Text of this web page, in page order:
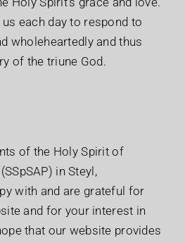
each day to respond to
wholeheartedly and thus
of the triune God.
of the Holy Spirit of
in Steyl,
with and are grateful for
and for your interest in
that our website provides